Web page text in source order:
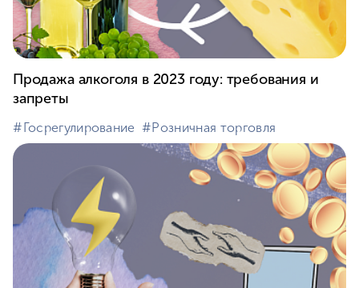
Продажа алкоголя в 2023 году: требования и
запреты
#⁣Госрегулирование #⁣Розничная торговля